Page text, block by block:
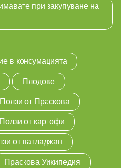
при закупуване на
в консумацията
Плодове
Ползи от Праскова
Ползи от картофи
от патладжан
Праскова Уикипедия